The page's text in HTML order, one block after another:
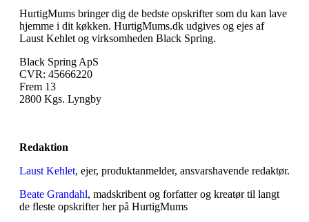
HurtigMums bringer dig de bedste opskrifter som du kan lave
hjemme i dit køkken. HurtigMums.dk udgives og ejes af
Laust Kehlet og virksomheden Black Spring.
Black Spring ApS
CVR: 45666220
Frem 13
2800 Kgs. Lyngby
Redaktion
Laust Kehlet, ejer, produktanmelder, ansvarshavende redaktør.
Beate Grandahl, madskribent og forfatter og kreatør til langt
de fleste opskrifter her på HurtigMums